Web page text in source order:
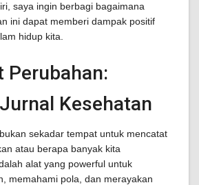
saya ingin berbagi bagaimana
ini dapat memberi dampak positif
hidup kita.
Perubahan:
Kesehatan
sekadar tempat untuk mencatat
atau berapa banyak kita
alat yang powerful untuk
memahami pola, dan merayakan